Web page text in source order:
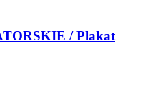
/ Plakat